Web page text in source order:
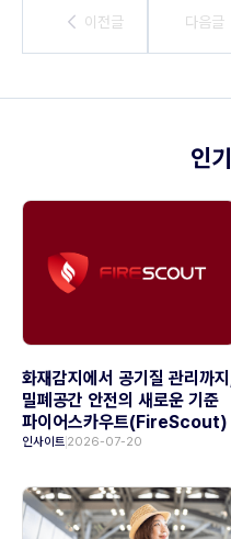
이전글
이전글 다음글
다음글
인
화재감지에서 공기질 관리까
밀폐공간 안전의 새로운 기준
파이어스카우트(FireScout)
인사이트 2026-07-20